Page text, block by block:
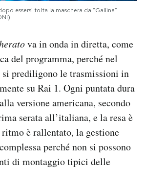
essersi tolta la maschera da “Gallina”.
va in onda in diretta, come
del programma, perché nel
prediligono le trasmissioni in
su Rai 1. Ogni puntata dura
versione americana, secondo
serata all’italiana, e la resa è
è rallentato, la gestione
perché non si possono
di montaggio tipici delle